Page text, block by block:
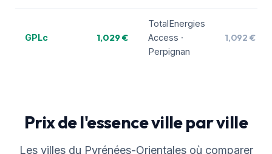
GPLc 1,029 €
TotalEnergies
Access ·
Perpignan
1,092 €
Prix de l'essence ville par ville
Les villes du Pyrénées-Orientales où comparer